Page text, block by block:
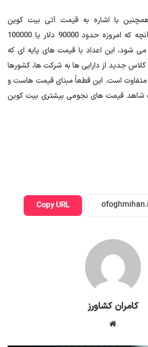
با اشاره به قیمت آتی بیت کوین
خاطرنشان کرد: قطعاً آنچه که امروزه حدود 90000 دلار یا 100000
شود، این اعداد با قیمت های پایه ای که
جدید از دارایی ها به شرکت ها، کشورها
است. این قطعاً مبنای قیمت هاست و
شاهد قیمت های نجومی بیشتری بیت کوین
Copy URL
کامران کشاورز